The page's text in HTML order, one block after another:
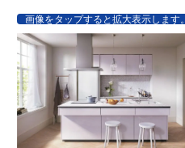
画像をタップすると拡大表示します。